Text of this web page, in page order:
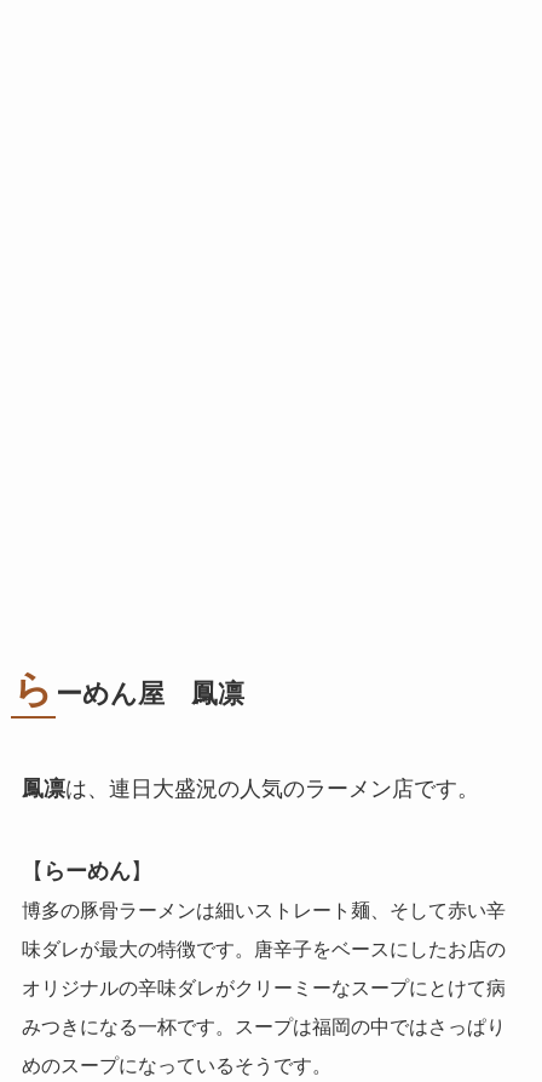
ら ーめん屋 鳳凛
鳳凛は、連日大盛況の人気のラーメン店です。
【 らーめん】
博多の豚骨ラーメンは細いストレート麺、そして赤い辛
味ダレが最大の特徴です。唐辛子をベースにしたお店の
オリジナルの辛味ダレがクリーミーなスープにとけて病
みつきになる一杯です。スープは福岡の中ではさっぱり
めのスープになっているそうです。